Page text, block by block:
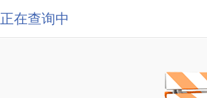
正在查询中